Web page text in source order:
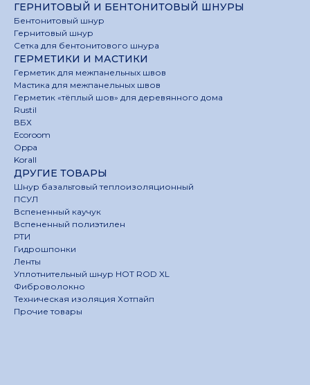
ГЕРНИТОВЫЙ И БЕНТОНИТОВЫЙ ШНУРЫ
Бентонитовый шнур
Гернитовый шнур
Сетка для бентонитового шнура
ГЕРМЕТИКИ И МАСТИКИ
Герметик для межпанельных швов
Мастика для межпанельных швов
Герметик «тёплый шов» для деревянного дома
Rustil
ВБХ
Ecoroom
Oppa
Korall
ДРУГИЕ ТОВАРЫ
Шнур базальтовый теплоизоляционный
ПСУЛ
Вспененный каучук
Вспененный полиэтилен
РТИ
Гидрошпонки
Ленты
Уплотнительный шнур HOT ROD XL
Фиброволокно
Техническая изоляция Хотпайп
Прочие товары